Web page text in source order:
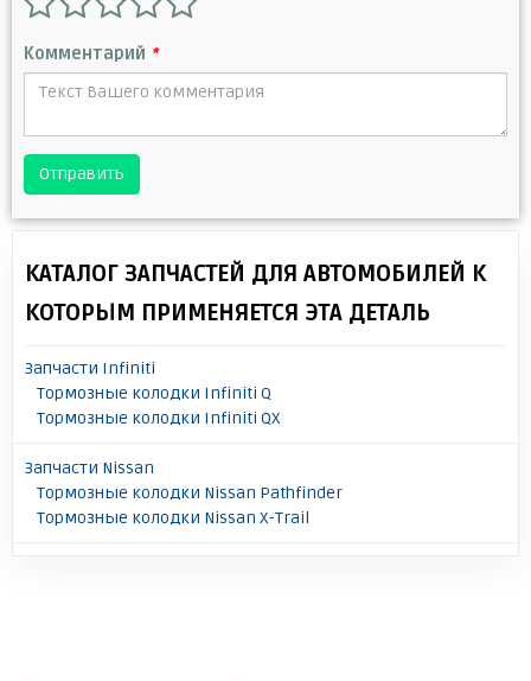
Комментарий *
Отправить
КАТАЛОГ ЗАПЧАСТЕЙ ДЛЯ АВТОМОБИЛЕЙ К
КОТОРЫМ ПРИМЕНЯЕТСЯ ЭТА ДЕТАЛЬ
Запчасти Infiniti
Тормозные колодки Infiniti Q
Тормозные колодки Infiniti QX
Запчасти Nissan
Тормозные колодки Nissan Pathfinder
Тормозные колодки Nissan X-Trail